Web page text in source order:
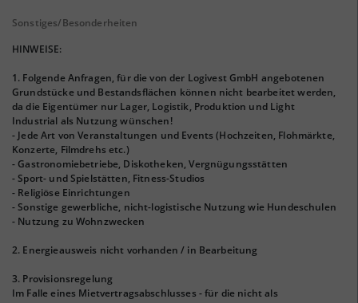
Sonstiges/Besonderheiten
HINWEISE:
1. Folgende Anfragen, für die von der Logivest GmbH angebotenen
Grundstücke und Bestandsflächen können nicht bearbeitet werden,
da die Eigentümer nur Lager, Logistik, Produktion und Light
Industrial als Nutzung wünschen!
- Jede Art von Veranstaltungen und Events (Hochzeiten, Flohmärkte,
Konzerte, Filmdrehs etc.)
- Gastronomiebetriebe, Diskotheken, Vergnügungsstätten
- Sport- und Spielstätten, Fitness-Studios
- Religiöse Einrichtungen
- Sonstige gewerbliche, nicht-logistische Nutzung wie Hundeschulen
- Nutzung zu Wohnzwecken
2. Energieausweis nicht vorhanden / in Bearbeitung
3. Provisionsregelung
Im Falle eines Mietvertragsabschlusses - für die nicht als